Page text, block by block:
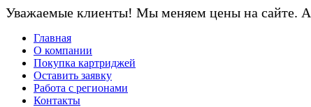
Уважаемые клиенты! Мы меняем цены на сайте.
Главная
О компании
Покупка картриджей
Оставить заявку
Работа с регионами
Контакты